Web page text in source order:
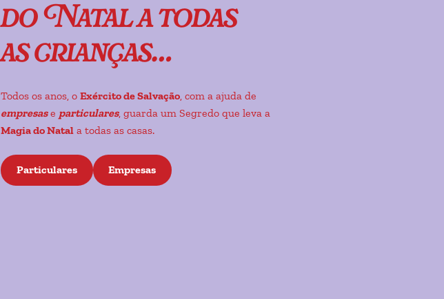
do Natal a todas
as crianças…
Todos os anos, oExército de Salvação, com a ajuda de
empresase particulares, guarda um Segredo que leva a
Magia do Natal a todas as casas.
Particulares Empresas